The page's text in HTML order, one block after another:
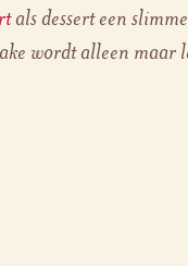
als dessert een
wordt alleen maar